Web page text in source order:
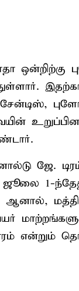
ஒன்றிற்கு
ஜே.
ஜூலை 1-
ஆனால்,
என்றும்